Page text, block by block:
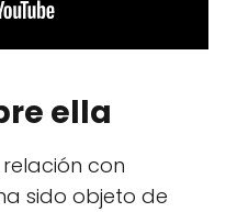
ella
con
sido objeto de